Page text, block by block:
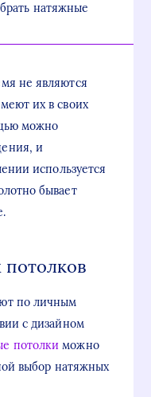
натяжные
не являются
их в своих
можно
и
используется
бывает
по личным
с дизайном
потолки можно
выбор натяжных